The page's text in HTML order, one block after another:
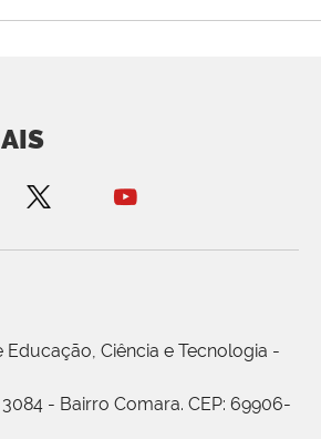
Educação, Ciência e Tecnologia -
- Bairro Comara. CEP: 69906-